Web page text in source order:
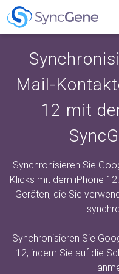
Mail-
12 mit
Synchronisieren Sie
Klicks mit dem iPhone
Geräten, die Sie
Synchronisieren Sie
12, indem Sie auf die